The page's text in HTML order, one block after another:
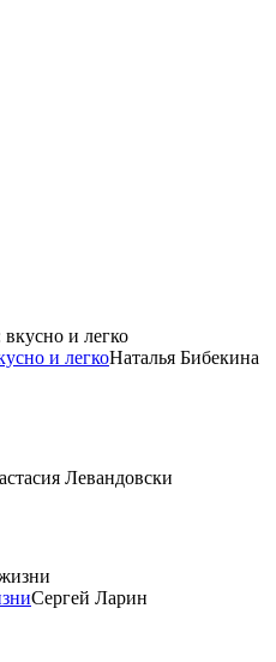
и легкоНаталья Бибекина
Левандовски
Сергей Ларин